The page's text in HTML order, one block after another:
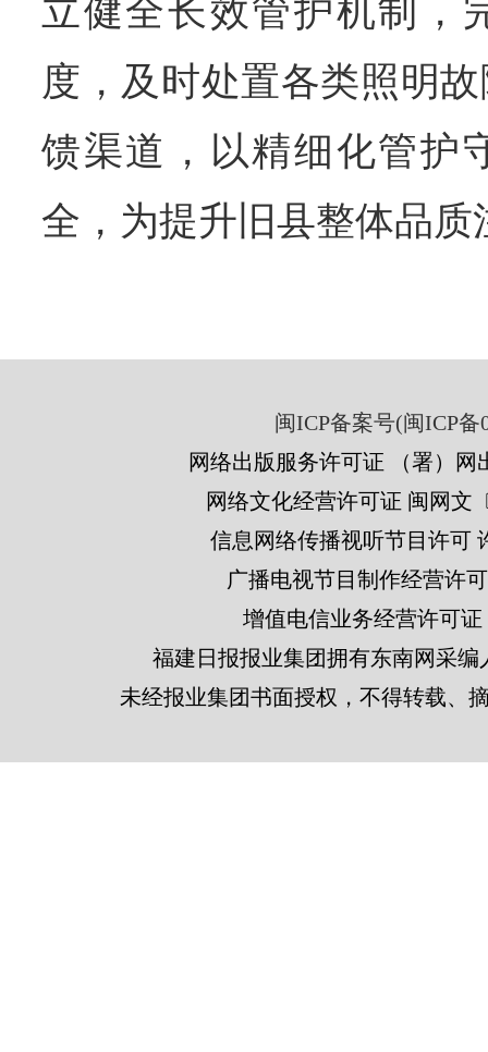
立健全长效管护机制，
度，及时处置各类照明
馈渠道，以精细化管护
全，为提升旧县整体品质
闽ICP备案号(闽ICP备
网络出版服务许可证 （署）网
网络文化经营许可证 闽网文
信息网络传播视听节目许可
广播电视节目制作经营许
增值电信业务经营许可证
福建日报报业集团拥有东南网采
未经报业集团书面授权，不得转载、